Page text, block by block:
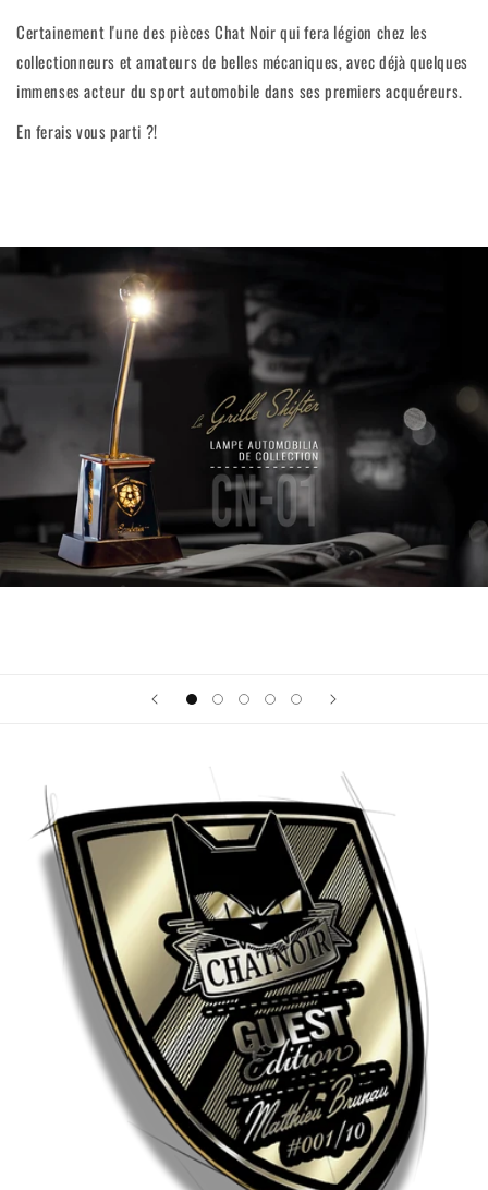
Certainement l'une des pièces Chat Noir qui fera légion chez les
collectionneurs et amateurs de belles mécaniques, avec déjà quelques
immenses acteur du sport automobile dans ses premiers acquéreurs.
En ferais vous parti ?!